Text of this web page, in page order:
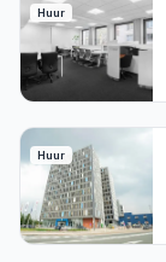
Huur
Huur